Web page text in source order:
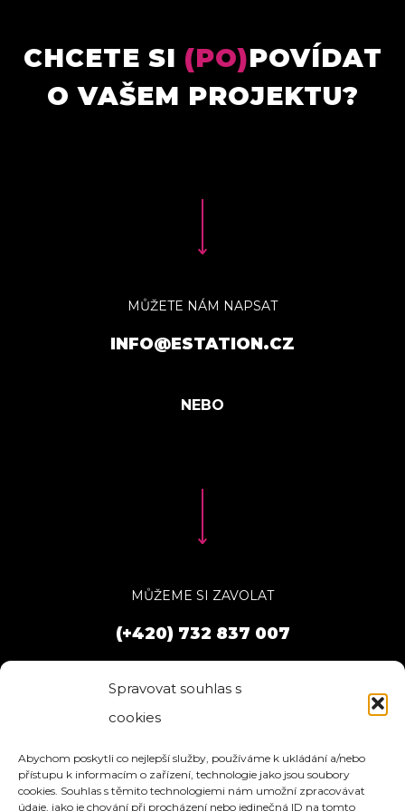
Spravovat souhlas s
cookies
Abychom poskytli co nejlepší služby, používáme k ukládání a/nebo
přístupu k informacím o zařízení, technologie jako jsou soubory
cookies. Souhlas s těmito technologiemi nám umožní zpracovávat
údaje, jako je chování při procházení nebo jedinečná ID na tomto
CHCETE SI (PO)POVÍDAT
O VAŠEM PROJEKTU?
MŮŽETE NÁM NAPSAT
INFO@ESTATION.CZ
MŮŽEME SI ZAVOLAT
(+420) 732 837 007